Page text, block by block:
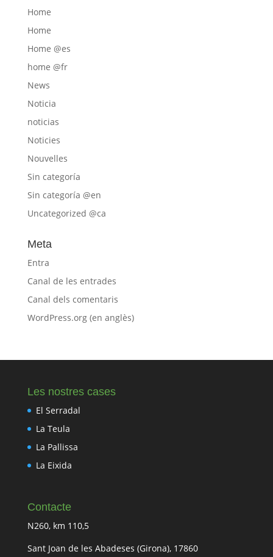
Home
Home
Home @es
home @fr
News
Noticia
noticias
Noticies
Nouvelles
Sin categoría
Sin categoría @en
Uncategorized @ca
Meta
Entra
Canal de les entrades
Canal dels comentaris
WordPress.org (en anglès)
Les nostres cases
El Serradal
La Teula
La Pallissa
La Eixida
Contacte
N260, km 110,5
Sant Joan de les Abadeses (Girona), 17860